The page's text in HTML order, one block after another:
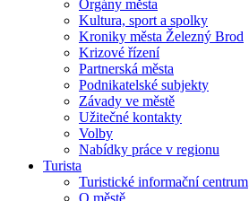
Orgány města
Kultura, sport a spolky
Kroniky města Železný Brod
Krizové řízení
Partnerská města
Podnikatelské subjekty
Závady ve městě
Užitečné kontakty
Volby
Nabídky práce v regionu
Turista
Turistické informační centrum
O městě